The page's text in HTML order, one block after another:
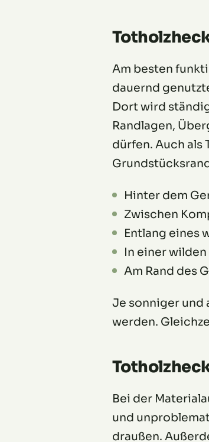
Am besten
dauernd
Dort wird
Randlagen,
dürfen. Auch als
Hinter dem
Zwischen
Entlang eines
In einer
Am Rand des
Je sonniger und
werden.
Bei der
und
draußen.